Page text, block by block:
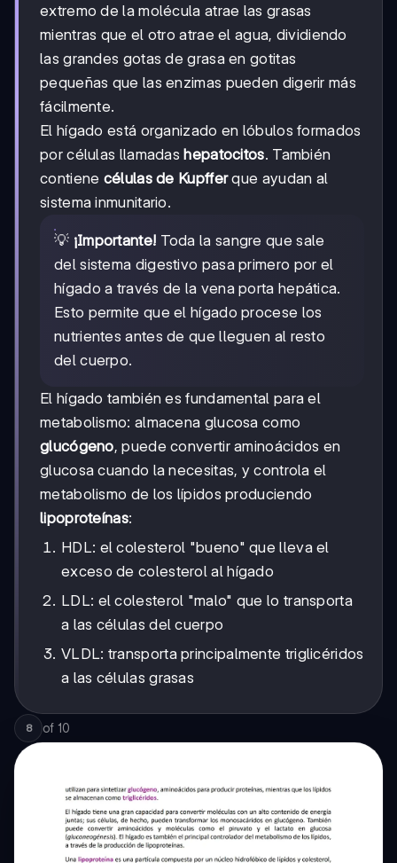
extremo de la molécula atrae las grasas
mientras que el otro atrae el agua, dividiendo
las grandes gotas de grasa en gotitas
pequeñas que las enzimas pueden digerir más
fácilmente.
El hígado está organizado en lóbulos formados
por células llamadashepatocitos. También
contiene células de Kupfferque ayudan al
sistema inmunitario.
💡 ¡Importante! Toda la sangre que sale
del sistema digestivo pasa primero por el
hígado a través de la vena porta hepática.
Esto permite que el hígado procese los
nutrientes antes de que lleguen al resto
del cuerpo.
El hígado también es fundamental para el
metabolismo: almacena glucosa como
glucógeno, puede convertir aminoácidos en
glucosa cuando la necesitas, y controla el
metabolismo de los lípidos produciendo
lipoproteínas:
HDL: el colesterol "bueno" que lleva el
exceso de colesterol al hígado
LDL: el colesterol "malo" que lo transporta
a las células del cuerpo
VLDL: transporta principalmente triglicéridos
a las células grasas
8 of 10